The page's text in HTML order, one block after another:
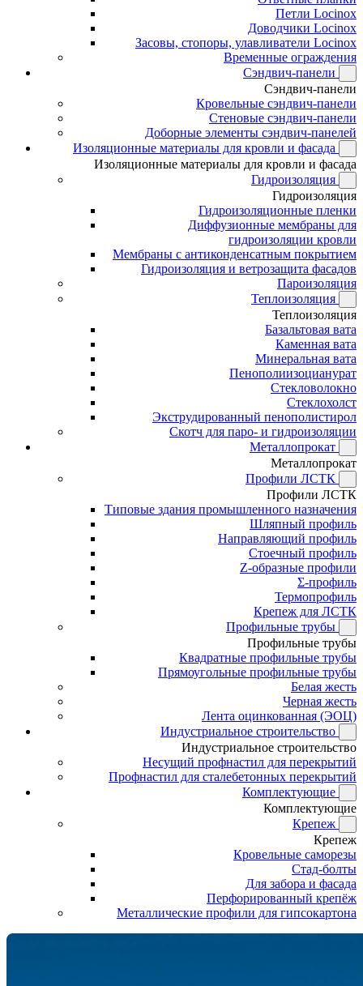
Петли Locinox
Доводчики Locinox
Засовы, стопоры, улавливатели Locinox
Временные ограждения
Сэндвич-панели
Сэндвич-панели
Кровельные сэндвич-панели
Стеновые сэндвич-панели
Доборные элементы сэндвич-панелей
Изоляционные материалы для кровли и фасада
Изоляционные материалы для кровли и фасада
Гидроизоляция
Гидроизоляция
Гидроизоляционные пленки
Диффузионные мембраны для
гидроизоляции кровли
Мембраны с антиконденсатным покрытием
Гидроизоляция и ветрозащита фасадов
Пароизоляция
Теплоизоляция
Теплоизоляция
Базальтовая вата
Каменная вата
Минеральная вата
Пенополиизоцианурат
Стекловолокно
Стеклохолст
Экструдированный пенополистирол
Скотч для паро- и гидроизоляции
Металлопрокат
Металлопрокат
Профили ЛСТК
Профили ЛСТК
Типовые здания промышленного назначения
Шляпный профиль
Направляющий профиль
Стоечный профиль
Z-образные профили
Σ-профиль
Термопрофиль
Крепеж для ЛСТК
Профильные трубы
Профильные трубы
Квадратные профильные трубы
Прямоугольные профильные трубы
Белая жесть
Черная жесть
Лента оцинкованная (ЭОЦ)
Индустриальное строительство
Индустриальное строительство
Несущий профнастил для перекрытий
Профнастил для сталебетонных перекрытий
Комплектующие
Комплектующие
Крепеж
Крепеж
Кровельные саморезы
Стад-болты
Для забора и фасада
Перфорированный крепёж
Металлические профили для гипсокартона